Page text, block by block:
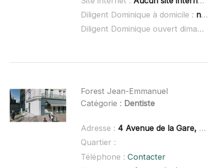
Diligent Dominique à domicile : non renseigné
Diligent Dominique ouvert dimanche :
Forest Jean-Emmanuel
Catégorie : Dentiste
Adresse : 4 Avenue de la Gare, 42700 Firminy
Quartier :
Téléphone : Contacter